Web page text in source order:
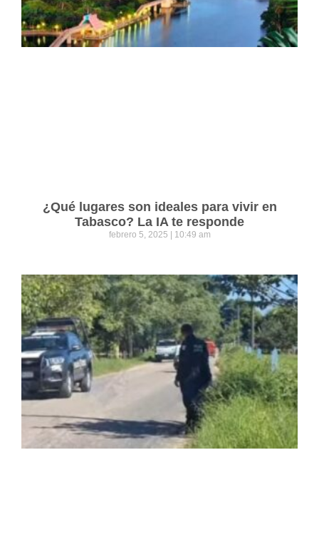
¿Qué lugares son ideales para vivir en
Tabasco? La IA te responde
febrero 5, 2025 10:49 am